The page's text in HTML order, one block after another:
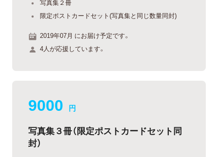
写真集２冊
限定ポストカードセット(写真集と同じ数量同封)
2019年07月 にお届け予定です。
4人が応援しています。
9000 円
写真集３冊（限定ポストカードセット同
封）